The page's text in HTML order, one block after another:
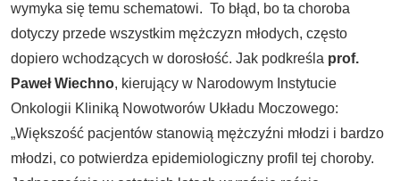
wymyka się temu schematowi. To błąd, bo ta choroba
dotyczy przede wszystkim mężczyzn młodych, często
dopiero wchodzących w dorosłość. Jak podkreśla prof.
Paweł Wiechno, kierujący w Narodowym Instytucie
Onkologii Kliniką Nowotworów Układu Moczowego:
„Większość pacjentów stanowią mężczyźni młodzi i bardzo
młodzi, co potwierdza epidemiologiczny profil tej choroby.